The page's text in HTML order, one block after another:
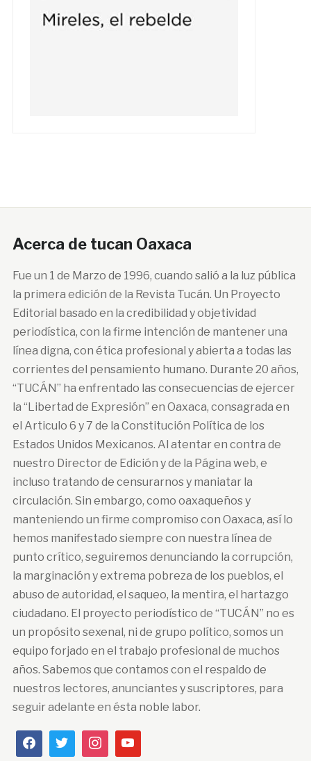
Acerca de tucan Oaxaca
Fue un 1 de Marzo de 1996, cuando salió a la luz pública
la primera edición de la Revista Tucán. Un Proyecto
Editorial basado en la credibilidad y objetividad
periodística, con la firme intención de mantener una
línea digna, con ética profesional y abierta a todas las
corrientes del pensamiento humano. Durante 20 años,
“TUCÁN” ha enfrentado las consecuencias de ejercer
la “Libertad de Expresión” en Oaxaca, consagrada en
el Articulo 6 y 7 de la Constitución Política de los
Estados Unidos Mexicanos. Al atentar en contra de
nuestro Director de Edición y de la Página web, e
incluso tratando de censurarnos y maniatar la
circulación. Sin embargo, como oaxaqueños y
manteniendo un firme compromiso con Oaxaca, así lo
hemos manifestado siempre con nuestra línea de
punto crítico, seguiremos denunciando la corrupción,
la marginación y extrema pobreza de los pueblos, el
abuso de autoridad, el saqueo, la mentira, el hartazgo
ciudadano. El proyecto periodístico de “TUCÁN” no es
un propósito sexenal, ni de grupo político, somos un
equipo forjado en el trabajo profesional de muchos
años. Sabemos que contamos con el respaldo de
nuestros lectores, anunciantes y suscriptores, para
seguir adelante en ésta noble labor.